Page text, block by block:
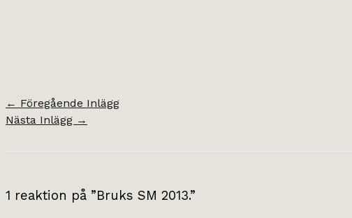
← Föregående Inlägg
Nästa Inlägg →
1 reaktion på ”Bruks SM 2013.”